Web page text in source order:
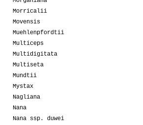
Morricalii
Movensis
Muehlenpfordtii
Multiceps
Multidigitata
Multiseta
Mundtii
Mystax
Nagliana
Nana
Nana ssp. duwei